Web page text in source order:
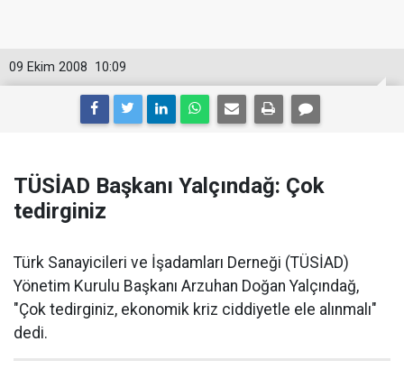
10:09
09 Ekim 2008
TÜSİAD Başkanı Yalçındağ: Çok
tedirginiz
Türk Sanayicileri ve İşadamları Derneği (TÜSİAD)
Yönetim Kurulu Başkanı Arzuhan Doğan Yalçındağ,
"Çok tedirginiz, ekonomik kriz ciddiyetle ele alınmalı"
dedi.